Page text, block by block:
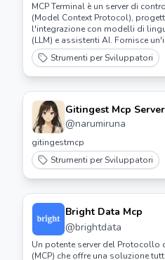
MCP Terminal è un server di
(Model Context Protocol),
l'integrazione con modelli di
(LLM) e assistenti AI. Fornisce
consente all'AI di eseguire
di output.Strumenti per Sviluppatori
Gitingest Mcp Server
@narumiruna
gitingestmcp
Strumenti per Sviluppatori
Bright Data Mcp
@brightdata
Un potente server del
(MCP) che offre una soluzione